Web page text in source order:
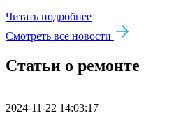
Читать подробнее
Смотреть все новости
Статьи о ремонте
2024-11-22 14:03:17